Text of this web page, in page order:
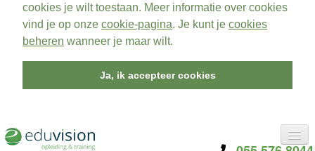
cookies je wilt toestaan. Meer informatie over cookies
vind je op onze cookie-pagina. Je kunt je cookies
beheren wanneer je maar wilt.
Ja, ik accepteer cookies